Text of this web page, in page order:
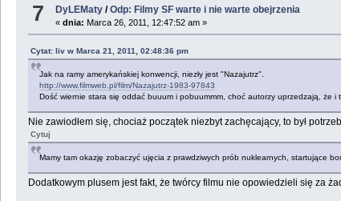
7 DyLEMaty /Odp: Filmy SF warte i nie warte obejrzenia
«dnia: Marca 26, 2011, 12:47:52 am »
Cytat: liv w Marca 21, 2011, 02:48:36 pm
Jak na ramy amerykańskiej konwencji, niezły jest "Nazajutrz".
http://www.filmweb.pl/film/Nazajutrz-1983-97843
Dość wiernie stara się oddać buuum i pobuummm, choć autorzy uprzedzają, że i
Nie zawiodłem się, chociaż początek niezbyt zachęcający, to był
Cytuj
Mamy tam okazję zobaczyć ujęcia z prawdziwych prób nuklearnych, startujące
Dodatkowym plusem jest fakt, że twórcy filmu nie opowiedzieli się za